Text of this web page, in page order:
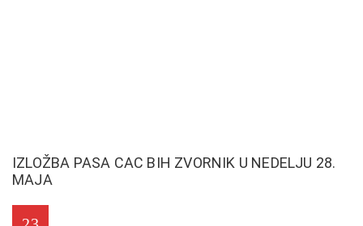
IZLOŽBA PASA CAC BIH ZVORNIK U NEDELJU 28.
MAJA